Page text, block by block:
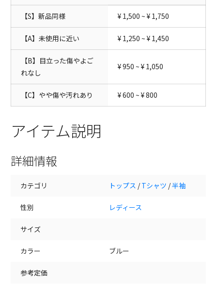
【S】新品同様 ¥ 1,500 ~ ¥ 1,750
【A】未使用に近い ¥ 1,250 ~ ¥ 1,450
【B】目立った傷やよご
れなし
¥ 950 ~ ¥ 1,050
【C】やや傷や汚れあり ¥ 600 ~ ¥ 800
アイテム説明
詳細情報
カテゴリ トップス /Tシャツ /半袖
性別 レディース
サイズ
カラー ブルー
参考定価